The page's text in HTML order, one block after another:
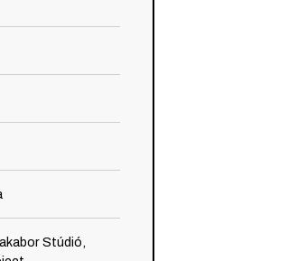
Stúdió,